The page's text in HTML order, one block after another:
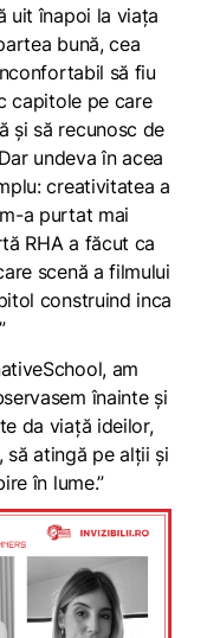
uit înapoi la viața
bună, cea
să fiu
capitole pe care
și să recunosc de
undeva în acea
creativitatea a
a purtat mai
RHA a făcut ca
scenă a filmului
construind inca
am
înainte și
da viață ideilor,
să atingă pe alții și
în lume.”